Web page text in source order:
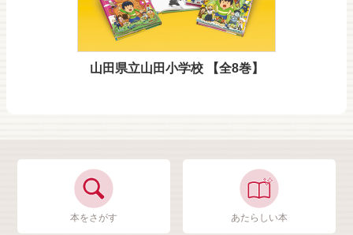
山田県立山田小学校 【全8巻】
本をさがす あたらしい本